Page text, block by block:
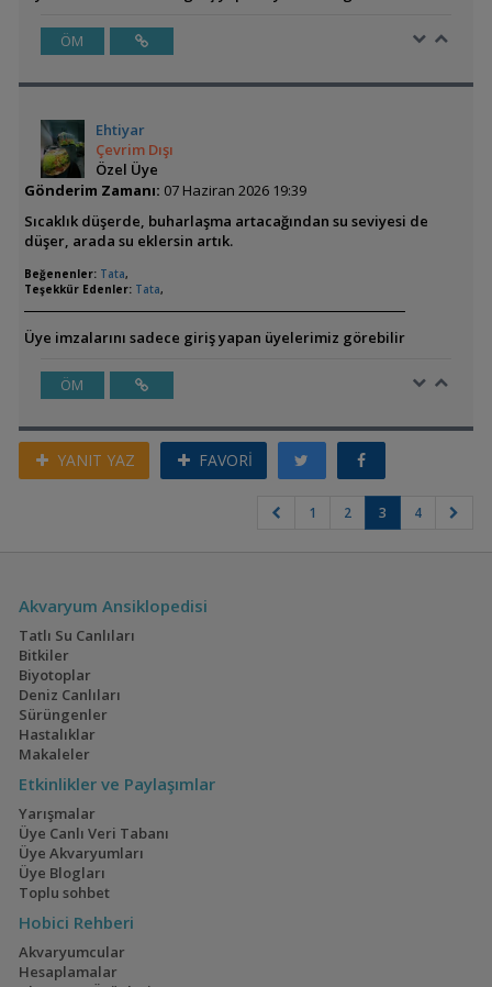
ÖM
Ehtiyar
Çevrim Dışı
Özel Üye
Gönderim Zamanı: 07 Haziran 2026 19:39
Sıcaklık düşerde, buharlaşma artacağından su seviyesi de
düşer, arada su eklersin artık.
Beğenenler: Tata,
Teşekkür Edenler: Tata,
Üye imzalarını sadece giriş yapan üyelerimiz görebilir
ÖM
YANIT YAZ FAVORİ
1 2 3 4
Akvaryum Ansiklopedisi
Tatlı Su Canlıları
Bitkiler
Biyotoplar
Deniz Canlıları
Sürüngenler
Hastalıklar
Makaleler
Etkinlikler ve Paylaşımlar
Yarışmalar
Üye Canlı Veri Tabanı
Üye Akvaryumları
Üye Blogları
Toplu sohbet
Hobici Rehberi
Akvaryumcular
Hesaplamalar